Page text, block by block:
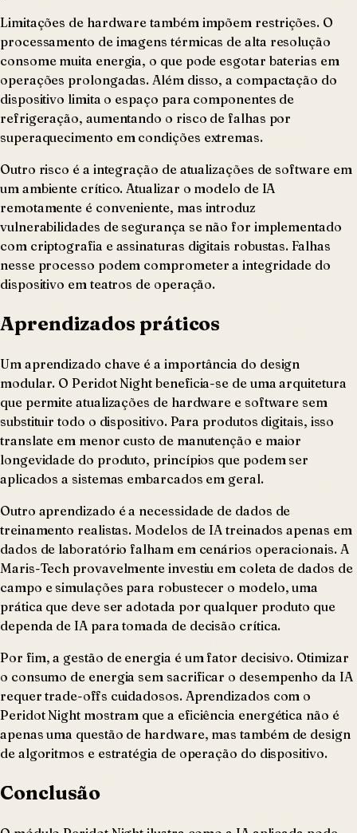
Limitações de hardware também impõem restrições. O
processamento de imagens térmicas de alta resolução
consome muita energia, o que pode esgotar baterias em
operações prolongadas. Além disso, a compactação do
dispositivo limita o espaço para componentes de
refrigeração, aumentando o risco de falhas por
superaquecimento em condições extremas.
Outro risco é a integração de atualizações de software em
um ambiente crítico. Atualizar o modelo de IA
remotamente é conveniente, mas introduz
vulnerabilidades de segurança se não for implementado
com criptografia e assinaturas digitais robustas. Falhas
nesse processo podem comprometer a integridade do
dispositivo em teatros de operação.
Aprendizados práticos
Um aprendizado chave é a importância do design
modular. O Peridot Night beneficia-se de uma arquitetura
que permite atualizações de hardware e software sem
substituir todo o dispositivo. Para produtos digitais, isso
translate em menor custo de manutenção e maior
longevidade do produto, princípios que podem ser
aplicados a sistemas embarcados em geral.
Outro aprendizado é a necessidade de dados de
treinamento realistas. Modelos de IA treinados apenas em
dados de laboratório falham em cenários operacionais. A
Maris-Tech provavelmente investiu em coleta de dados de
campo e simulações para robustecer o modelo, uma
prática que deve ser adotada por qualquer produto que
dependa de IA para tomada de decisão crítica.
Por fim, a gestão de energia é um fator decisivo. Otimizar
o consumo de energia sem sacrificar o desempenho da IA
requer trade-offs cuidadosos. Aprendizados com o
Peridot Night mostram que a eficiência energética não é
apenas uma questão de hardware, mas também de design
de algoritmos e estratégia de operação do dispositivo.
Conclusão